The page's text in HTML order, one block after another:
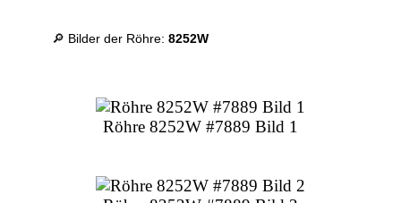
🔎 Bilder der Röhre:8252W
Röhre 8252W #7889 Bild 1